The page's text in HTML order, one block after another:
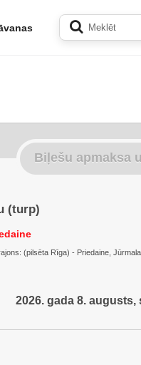
Biļešu apmaksa
(turp)
(pilsēta Rīga) - Priedaine,
2026. gada 8. augusts,